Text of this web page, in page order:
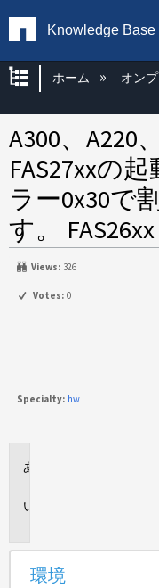
Knowledge Base
グローバル
ホーム オン
A300、A220
FAS27xxの
ラー0x30で
す。 FAS26xx
Views: 326
Votes: 0
Specialty: hw
環境